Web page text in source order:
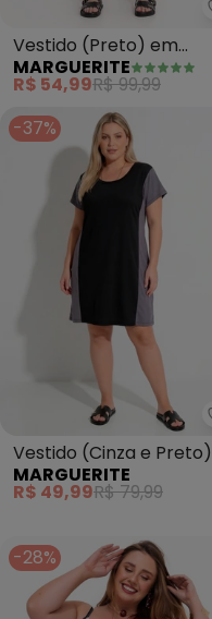
Vestido (Preto) em
Malha de Viscose
MARGUERITE
R$ 54,99R$ 99,99
-37%
Vestido (Cinza e Preto)
em Malha de Poliéster
MARGUERITE
R$ 49,99R$ 79,99
-28%